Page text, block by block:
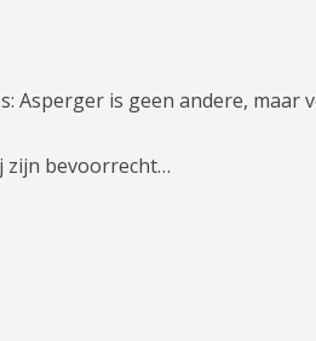
Asperger is geen andere, maar
zijn bevoorrecht…